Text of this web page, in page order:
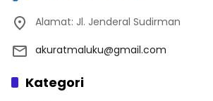
Alamat: Jl. Jenderal Sudirman
akuratmaluku@gmail.com
Kategori